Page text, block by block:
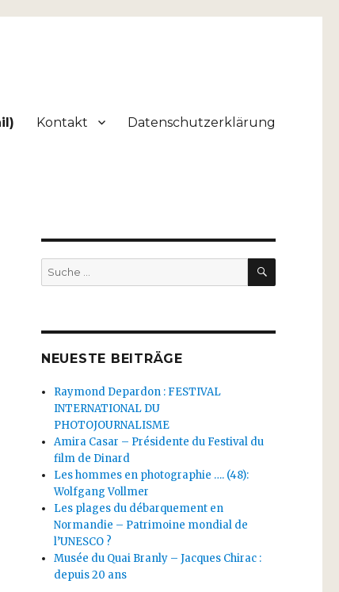
Kontakt Datenschutzerklärung
Suche
nach:
SUCHEN
NEUESTE BEITRÄGE
Raymond Depardon : FESTIVAL
INTERNATIONAL DU
PHOTOJOURNALISME
Amira Casar – Présidente du Festival du
film de Dinard
Les hommes en photographie …. (48):
Wolfgang Vollmer
Les plages du débarquement en
Normandie – Patrimoine mondial de
l’UNESCO ?
Musée du Quai Branly – Jacques Chirac :
depuis 20 ans